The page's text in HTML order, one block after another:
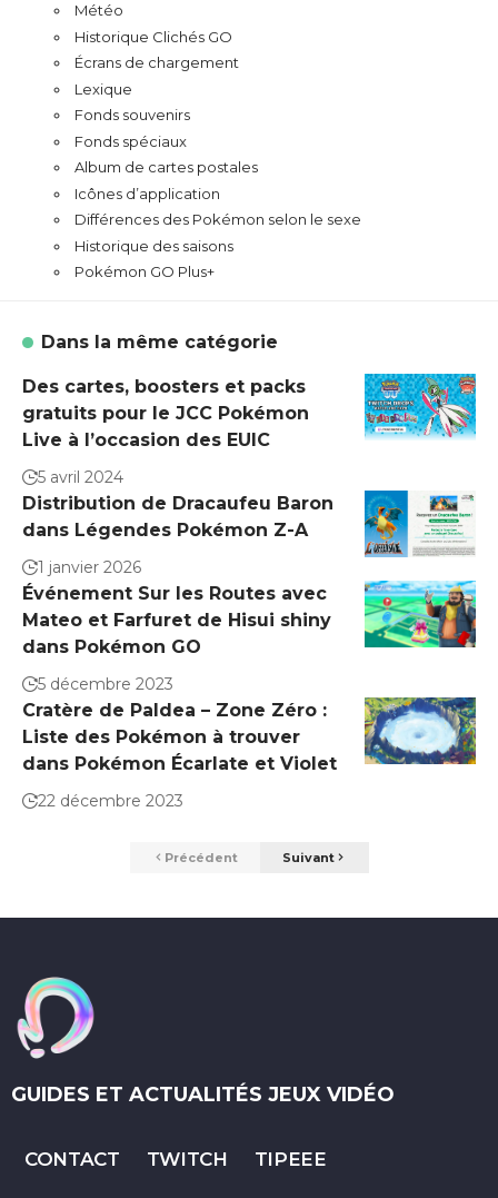
Météo
Historique Clichés GO
Écrans de chargement
Lexique
Fonds souvenirs
Fonds spéciaux
Album de cartes postales
Icônes d’application
Différences des Pokémon selon le sexe
Historique des saisons
Pokémon GO Plus+
Dans la même catégorie
Des cartes, boosters et packs
gratuits pour le JCC Pokémon
Live à l’occasion des EUIC
5 avril 2024
Distribution de Dracaufeu Baron
dans Légendes Pokémon Z-A
1 janvier 2026
Événement Sur les Routes avec
Mateo et Farfuret de Hisui shiny
dans Pokémon GO
5 décembre 2023
Cratère de Paldea – Zone Zéro :
Liste des Pokémon à trouver
dans Pokémon Écarlate et Violet
22 décembre 2023
Précédent Suivant
GUIDES ET ACTUALITÉS JEUX VIDÉO
CONTACT TWITCH TIPEEE